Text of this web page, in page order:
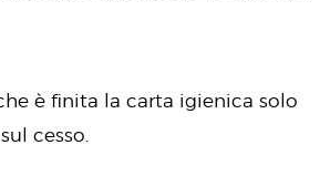
è finita la carta igienica solo
cesso.